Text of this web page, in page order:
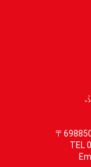
〒
TEL